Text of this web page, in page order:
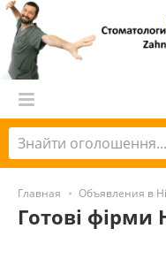
Главная Объявления в
Готові фірми